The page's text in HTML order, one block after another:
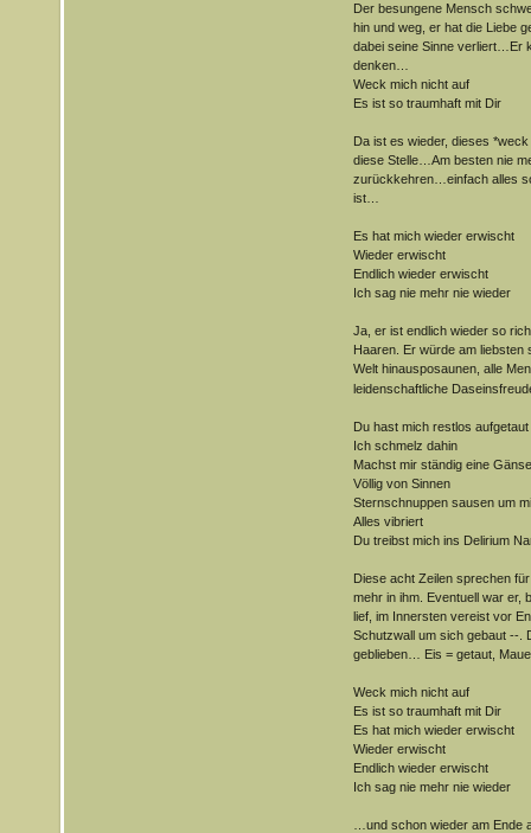
Der besungene Mensch
hin und weg, er hat die Liebe
dabei seine Sinne verliert…Er
denken…
Weck mich nicht auf
Es ist so traumhaft mit Dir
Da ist es wieder, dieses
diese Stelle…Am besten nie
zurückkehren…einfach alles
ist…
Es hat mich wieder erwischt
Wieder erwischt
Endlich wieder erwischt
Ich sag nie mehr nie wieder
Ja, er ist endlich wieder so
Haaren. Er würde am liebsten
Welt hinausposaunen, alle
leidenschaftliche
Du hast mich restlos aufgetaut
Ich schmelz dahin
Machst mir ständig eine
Völlig von Sinnen
Sternschnuppen sausen um
Alles vibriert
Du treibst mich ins Delirium
Diese acht Zeilen sprechen
mehr in ihm. Eventuell war er,
lief, im Innersten vereist vor
Schutzwall um sich gebaut --.
geblieben… Eis = getaut,
Weck mich nicht auf
Es ist so traumhaft mit Dir
Es hat mich wieder erwischt
Wieder erwischt
Endlich wieder erwischt
Ich sag nie mehr nie wieder
…und schon wieder am